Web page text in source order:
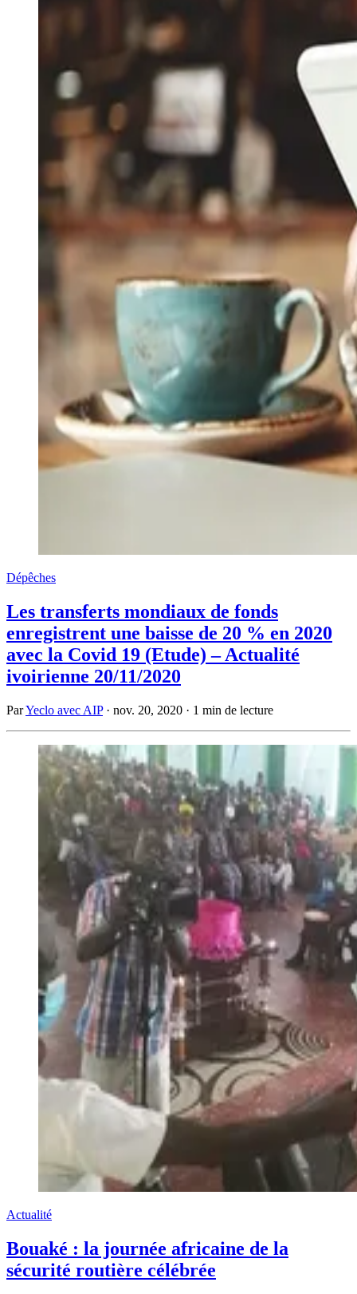
Dépêches
Les transferts mondiaux de fonds
enregistrent une baisse de 20 % en 2020
avec la Covid 19 (Etude) – Actualité
ivoirienne 20/11/2020
ParYeclo avec AIP · nov. 20, 2020 · 1 min de lecture
Actualité
Bouaké : la journée africaine de la
sécurité routière célébrée